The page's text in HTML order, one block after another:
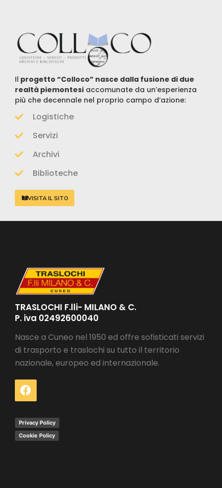
Il progetto “Colloco” nasce dalla fusione di due
realtà piemontesi accomunate da un’esperienza
più che decennale nel proprio campo d’azione:
Logistiche
Servizi
Archivi
Biblioteche
VISITA IL SITO
TRASLOCHI F.lli- MILANO & C.
P. iva 02492600040
Nasce a Cuneo nel 1950 ed offre sofisticati servizi
di trasporto e traslochi su tutto il territorio
nazionale, europeo ed internazionale.
Privacy Policy
Cookie Policy